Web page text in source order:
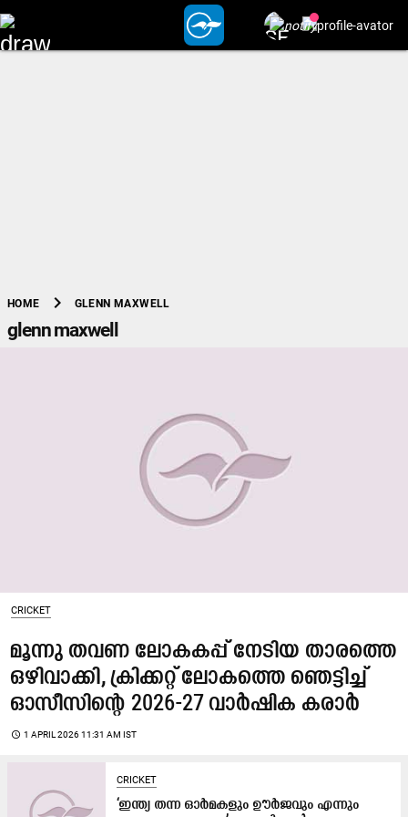
HOME chevron_right GLENN MAXWELL
glenn maxwell
CRICKET
മൂന്നു തവണ ലോകകപ്പ് നേടിയ താരത്തെ
ഒഴിവാക്കി, ക്രിക്കറ്റ് ലോകത്തെ ഞെട്ടിച്ച്
ഓസീസിന്‍റെ 2026-27 വാർഷിക കരാർ
access_time 1 APRIL 2026 11:31 AM IST
CRICKET
‘ഇന്ത്യ തന്ന ഓർമകളും ഊർജവും എന്നും